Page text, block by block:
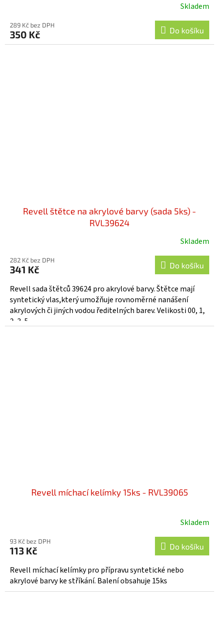
Skladem
289 Kč bez DPH
350 Kč Do košíku
Revell štětce na akrylové barvy (sada 5ks) -
RVL39624
Skladem
282 Kč bez DPH
341 Kč Do košíku
Revell sada štětců 39624 pro akrylové barvy. Štětce mají
syntetický vlas,který umožňuje rovnoměrné nanášení
akrylových či jiných vodou ředitelných barev. Velikosti 00, 1,
2, 3, 5.
Revell míchací kelímky 15ks - RVL39065
Skladem
93 Kč bez DPH
113 Kč Do košíku
Revell míchací kelímky pro přípravu syntetické nebo
akrylové barvy ke stříkání. Balení obsahuje 15ks